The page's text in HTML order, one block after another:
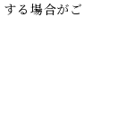
る場合がご